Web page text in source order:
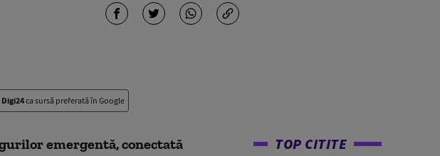
Digi24ca sursă preferată în Google
emergentă, conectată
TOP CITITE